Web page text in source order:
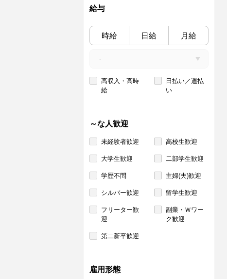
給与
時給 日給 月給
高収入・高時
給
日払い／週払
い
～な人歓迎
未経験者歓迎 高校生歓迎
大学生歓迎 二部学生歓迎
学歴不問 主婦(夫)歓迎
シルバー歓迎 留学生歓迎
フリーター歓
迎
副業・Ｗワー
ク歓迎
第二新卒歓迎
雇用形態